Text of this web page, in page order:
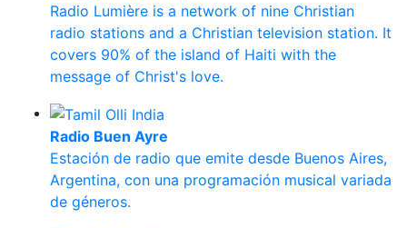
Radio Lumière is a network of nine Christian
radio stations and a Christian television station. It
covers 90% of the island of Haiti with the
message of Christ's love.
Radio Buen Ayre
Estación de radio que emite desde Buenos Aires,
Argentina, con una programación musical variada
de géneros.